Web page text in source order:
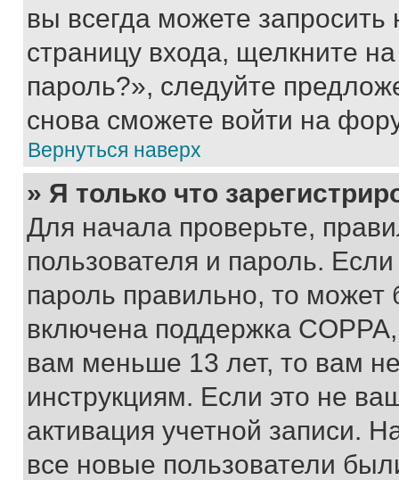
вы всегда можете
страницу входа, щелкните
пароль?», следуйте
снова сможете войти на
Вернуться наверх
» Я только что
Для начала проверьте,
пользователя и пароль.
пароль правильно, то может
включена поддержка
вам меньше 13 лет, то вам
инструкциям. Если это не
активация учетной записи.
все новые пользователи